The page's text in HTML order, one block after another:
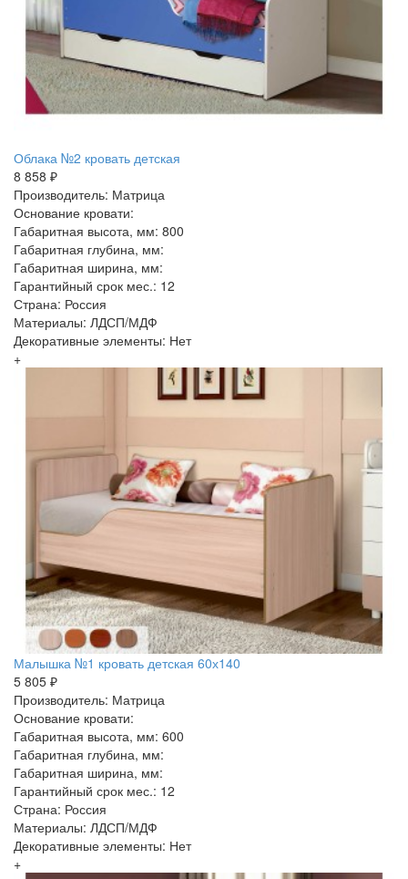
Облака №2 кровать детская
8 858 ₽
Производитель: Матрица
Основание кровати:
Габаритная высота, мм: 800
Габаритная глубина, мм:
Габаритная ширина, мм:
Гарантийный срок мес.: 12
Страна: Россия
Материалы: ЛДСП/МДФ
Декоративные элементы: Нет
+
Малышка №1 кровать детская 60х140
5 805 ₽
Производитель: Матрица
Основание кровати:
Габаритная высота, мм: 600
Габаритная глубина, мм:
Габаритная ширина, мм:
Гарантийный срок мес.: 12
Страна: Россия
Материалы: ЛДСП/МДФ
Декоративные элементы: Нет
+